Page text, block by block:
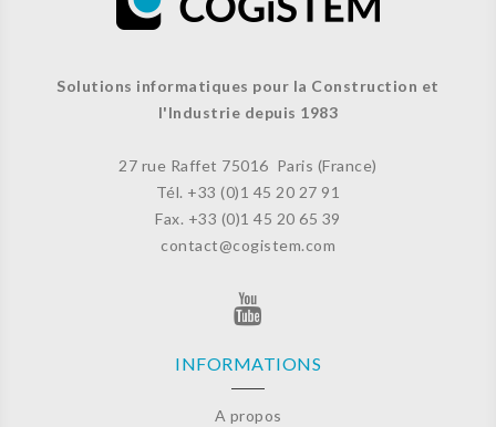
Solutions informatiques pour la Construction et
l'Industrie depuis 1983
27 rue Raffet 75016 Paris (France)
Tél. +33 (0)1 45 20 27 91
Fax. +33 (0)1 45 20 65 39
contact@cogistem.com
INFORMATIONS
A propos